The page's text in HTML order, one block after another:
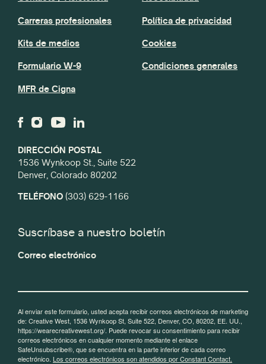
DIRECCIÓN POSTAL
1536 Wynkoop St., Suite 522
Denver, Colorado 80202
TELÉFONO (303) 629-1166
Carreras profesionales
Kits de medios
Formulario W-9
MFR de Cigna
Política de privacidad
Cookies
Condiciones generales
Suscríbase a nuestro boletín
Correo electrónico
Al enviar este formulario, usted acepta recibir correos electrónicos de marketing
de: Creative West, 1536 Wynkoop St, Suite 522, Denver, CO, 80202, EE. UU.,
https://wearecreativewest.org/. Puede revocar su consentimiento para recibir
correos electrónicos en cualquier momento mediante el enlace
SafeUnsubscribe®, que se encuentra en la parte inferior de cada correo
electrónico. Los correos electrónicos son atendidos por Constant Contact.